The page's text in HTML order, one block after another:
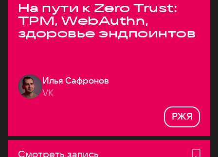
На пути к Zero Trust:
TPM, WebAuthn,
здоровье эндпоинтов
Илья Сафронов
VK
РЖЯ
Смотреть запись